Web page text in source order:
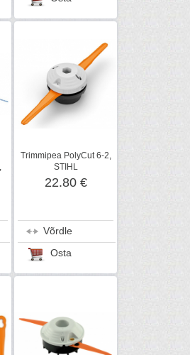
Trimmipea PolyCut 6-2,
STIHL
22.80 €
Võrdle
Osta